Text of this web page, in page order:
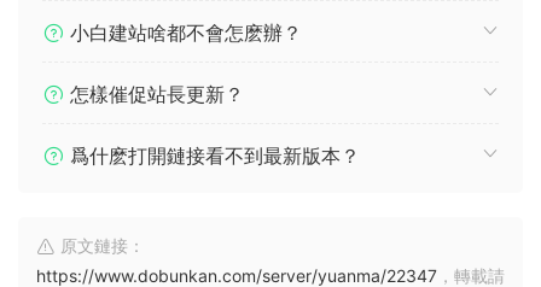
小白建站啥都不會怎麽辦？
怎樣催促站長更新？
爲什麽打開鏈接看不到最新版本？
原文鏈接：
https://www.dobunkan.com/server/yuanma/22347 ，轉載請